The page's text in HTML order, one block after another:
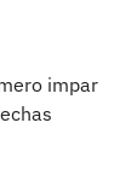
impar